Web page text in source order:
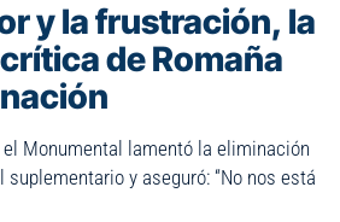
y la frustración, la
de Romaña
el Monumental lamentó la eliminación
y aseguró: “No nos está